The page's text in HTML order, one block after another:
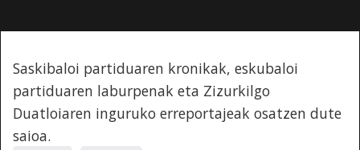
Saskibaloi partiduaren kronikak, eskubaloi
partiduaren laburpenak eta Zizurkilgo
Duatloiaren inguruko erreportajeak osatzen dute
saioa.